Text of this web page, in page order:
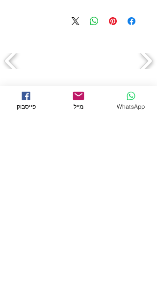
← לכל המוצרים
פייסבוק מייל WhatsApp